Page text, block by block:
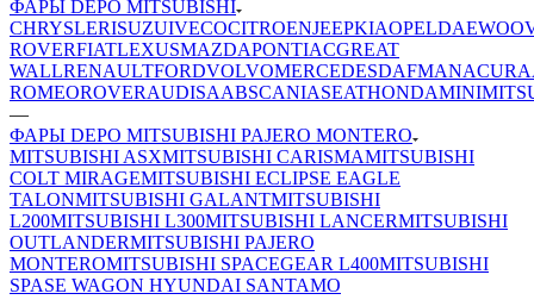
ФАРЫ DEPO MITSUBISHI
CHRYSLERISUZUIVECOCITROENJEEPKIAOPELDAEWOO
ROVERFIATLEXUSMAZDAPONTIACGREAT
WALLRENAULTFORDVOLVOMERCEDESDAFMANACURA
ROMEOROVERAUDISAABSCANIASEATHONDAMINI
—
ФАРЫ DEPO MITSUBISHI PAJERO MONTERO
MITSUBISHI ASXMITSUBISHI CARISMAMITSUBISHI
COLT MIRAGEMITSUBISHI ECLIPSE EAGLE
TALONMITSUBISHI GALANTMITSUBISHI
L200MITSUBISHI L300MITSUBISHI LANCERMITSUBISHI
OUTLANDERMITSUBISHI PAJERO
MONTEROMITSUBISHI SPACEGEAR L400MITSUBISHI
SPASE WAGON HYUNDAI SANTAMO